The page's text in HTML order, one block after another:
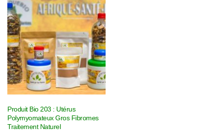
Produit Bio 203 : Utérus
Polymyomateux Gros Fibromes
Traitement Naturel